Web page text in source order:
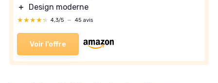
＋
Design moderne
★★★★★
★★★★★ 4,3/5 — 45 avis
Voir l'offre